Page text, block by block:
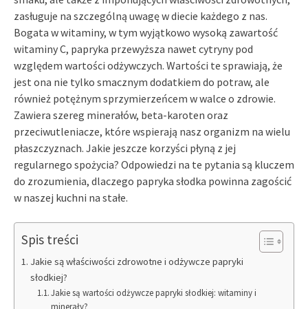
zasługuje na szczególną uwagę w diecie każdego z nas.
Bogata w witaminy, w tym wyjątkowo wysoką zawartość
witaminy C, papryka przewyższa nawet cytryny pod
względem wartości odżywczych. Wartości te sprawiają, że
jest ona nie tylko smacznym dodatkiem do potraw, ale
również potężnym sprzymierzeńcem w walce o zdrowie.
Zawiera szereg minerałów, beta-karoten oraz
przeciwutleniacze, które wspierają nasz organizm na wielu
płaszczyznach. Jakie jeszcze korzyści płyną z jej
regularnego spożycia? Odpowiedzi na te pytania są kluczem
do zrozumienia, dlaczego papryka słodka powinna zagościć
w naszej kuchni na stałe.
Spis treści
Jakie są właściwości zdrowotne i odżywcze papryki
słodkiej?
Jakie są wartości odżywcze papryki słodkiej: witaminy i
minerały?